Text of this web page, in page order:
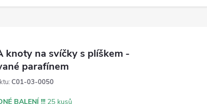
knoty na svíčky s plíškem -
parafínem
C01-03-0050
BALENÍ !!! 25 kusů